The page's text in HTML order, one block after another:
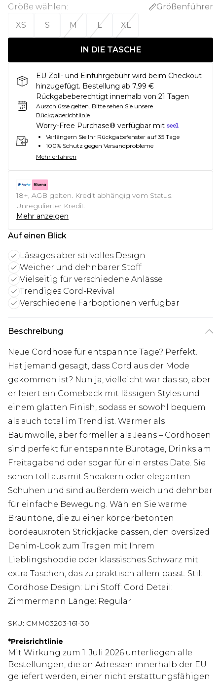
Größe wählen:
Größenführer
XS
S M L XL
IN DIE TASCHE
EU Zoll- und Einfuhrgebühr wird beim Checkout
hinzugefügt. Bestellung ab 7,99 €
Rückgabeberechtigt innerhalb von 21 Tagen
Ausschlüsse gelten. Bitte sehen Sie unsere
Rückgaberichtlinie
Worry-Free Purchase® verfügbar mit
Verlängern Sie Ihr Rückgabefenster auf 35 Tage
100% Schutz gegen Versandprobleme
Mehr erfahren
18+, AGB gelten. Kredit abhängig vom Status.
Unregulierter Kredit.
Mehr anzeigen
Auf einen Blick
Lässiges aber stilvolles Design
Weicher und dehnbarer Stoff
Vielseitig für verschiedene Anlässe
Trendiges Cord-Revival
Verschiedene Farboptionen verfügbar
Beschreibung
Neue Cordhose für entspannte Tage? Perfekt.
Hat jemand gesagt, dass Cord aus der Mode
gekommen ist? Nun ja, vielleicht war das so, aber
er feiert ein Comeback mit lässigen Styles und
einem glatten Finish, sodass er sowohl bequem
als auch total im Trend ist. Wärmer als
Baumwolle, aber formeller als Jeans – Cordhosen
sind perfekt für entspannte Bürotage, Drinks am
Freitagabend oder sogar für ein erstes Date. Sie
sehen toll aus mit Sneakern oder eleganten
Schuhen und sind außerdem weich und dehnbar
für einfache Bewegung. Wählen Sie warme
Brauntöne, die zu einer körperbetonten
bordeauxroten Strickjacke passen, den oversized
Denim-Look zum Tragen mit Ihrem
Lieblingshoodie oder klassisches Schwarz mit
extra Taschen, das zu praktisch allem passt. Stil:
Cordhose Design: Uni Stoff: Cord Detail:
Zimmermann Länge: Regular
SKU: CMM03203-161-30
*Preisrichtlinie
Mit Wirkung zum 1. Juli 2026 unterliegen alle
Bestellungen, die an Adressen innerhalb der EU
geliefert werden, einer nicht erstattungsfähigen